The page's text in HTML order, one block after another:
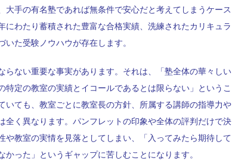
大手の有名塾であれば無条件で安心だと考えてしまうケース
にわたり蓄積された豊富な合格実績、洗練されたカリキュラ
いた受験ノウハウが存在します。
らない重要な事実があります。それは、「塾全体の華々しい
特定の教室の実績とイコールであるとは限らない」というこ
いても、教室ごとに教室長の方針、所属する講師の指導力や
全く異なります。パンフレットの印象や全体の評判だけで決
や教室の実情を見落としてしまい、「入ってみたら期待して
かった」というギャップに苦しむことになります。